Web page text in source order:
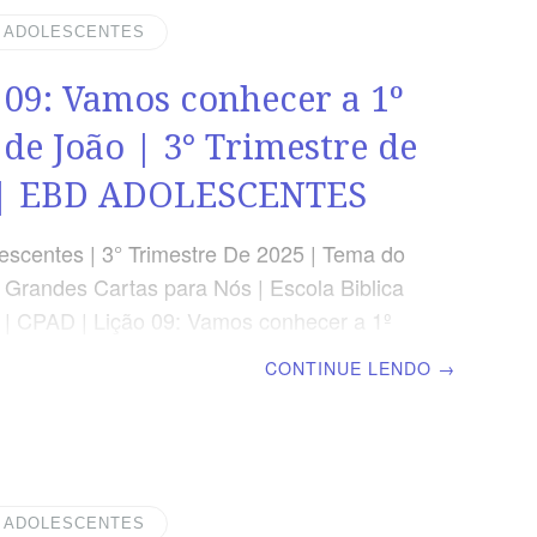
6 Devocional Segunda » 1Tm
» Rm 12.13Sábado » Rm 16.17.18
ADOLESCENTES
Vamos conhecer a 1º
João | 3° Trimestre de
ADOLESCENTES
| 3° Trimestre De 2025 | Tema do
Cartas para Nós | Escola Biblica
CPAD | Lição 09: Vamos conhecer a 1º
» 2 Ts 2.3,4Sexta » Tg 4.4-7Sábado » 1
CONTINUE LENDO →
ADOLESCENTES